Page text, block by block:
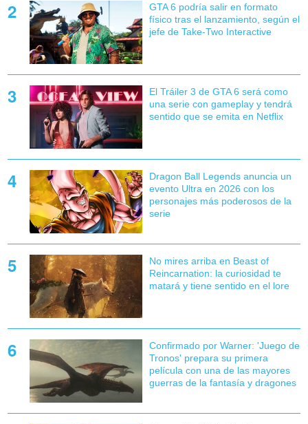
GTA 6 podría salir en formato
físico tras el lanzamiento, según el
jefe de Take-Two Interactive
El Tráiler 3 de GTA 6 será como
una serie con gameplay y tendrá
sentido que se emita en Netflix
Dragon Ball Legends anuncia un
evento Ultra en 2026 con los
personajes más poderosos de la
serie
No mires arriba en Beast of
Reincarnation: la curiosidad te
matará y tiene sentido en el lore
Confirmado por Warner: 'Juego de
Tronos' prepara su primera
película con una de las mayores
guerras de la fantasía y dragones